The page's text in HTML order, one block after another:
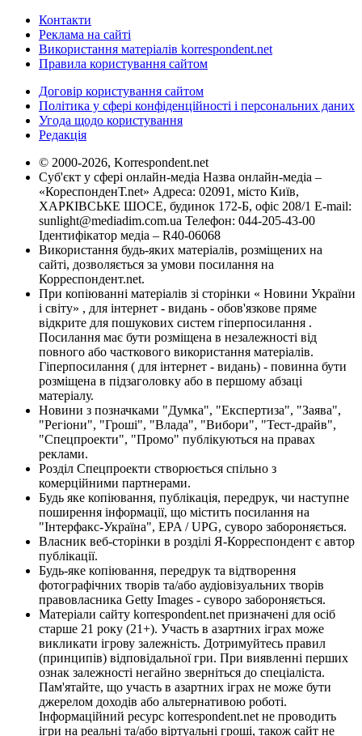
Контакти
Реклама на сайті
Використання матеріалів korrespondent.net
Правила користування сайтом
Договір користування сайтом
Політика у сфері конфіденційності і персональних даних
Угода щодо користування
Редакція
© 2000-2026, Korrespondent.net
Суб'єкт у сфері онлайн-медіа Назва онлайн-медіа –
«КореспонденТ.net» Адреса: 02091, місто Київ,
ХАРКІВСЬКЕ ШОСЕ, будинок 172-Б, офіс 208/1 E-mail:
sunlight@mediadim.com.ua Телефон: 044-205-43-00
Ідентифікатор медіа – R40-06068
Використання будь-яких матеріалів, розміщених на
сайті, дозволяється за умови посилання на
Корреспондент.net.
При копіюванні матеріалів зі сторінки « Новини України
і світу» , для інтернет - видань - обов'язкове пряме
відкрите для пошукових систем гіперпосилання .
Посилання має бути розміщена в незалежності від
повного або часткового використання матеріалів.
Гіперпосилання ( для інтернет - видань) - повинна бути
розміщена в підзаголовку або в першому абзаці
матеріалу.
Новини з позначками "Думка", "Експертиза", "Заява",
"Регіони", "Гроші", "Влада", "Вибори", "Тест-драйв",
"Спецпроекти", "Промо" публікуються на правах
реклами.
Розділ Спецпроекти створюється спільно з
комерційними партнерами.
Будь яке копіювання, публікація, передрук, чи наступне
поширення інформації, що містить посилання на
"Інтерфакс-Україна", EPA / UPG, суворо забороняється.
Власник веб-сторінки в розділі Я-Корреспондент є автор
публікації.
Будь-яке копіювання, передрук та відтворення
фотографічних творів та/або аудіовізуальних творів
правовласника Getty Images - суворо забороняється.
Матеріали сайту korrespondent.net призначені для осіб
старше 21 року (21+). Участь в азартних іграх може
викликати ігрову залежність. Дотримуйтесь правил
(принципів) відповідальної гри. При виявленні перших
ознак залежності негайно зверніться до спеціаліста.
Пам'ятайте, що участь в азартних іграх не може бути
джерелом доходів або альтернативою роботі.
Інформаційний ресурс korrespondent.net не проводить
ігри на реальні та/або віртуальні гроші, також сайт не